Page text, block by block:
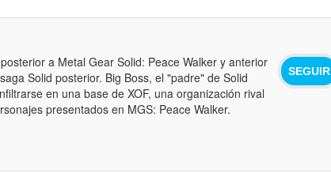
SEGUIR
a Metal Gear Solid: Peace Walker y anterior
Solid posterior. Big Boss, el "padre" de Solid
en una base de XOF, una organización rival
presentados en MGS: Peace Walker.